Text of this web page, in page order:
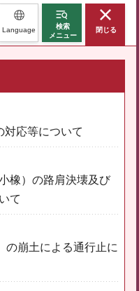
Language
検索
メニュー
閉じる
対応等について
橡）の路肩決壊及び
て
の崩土による通行止に